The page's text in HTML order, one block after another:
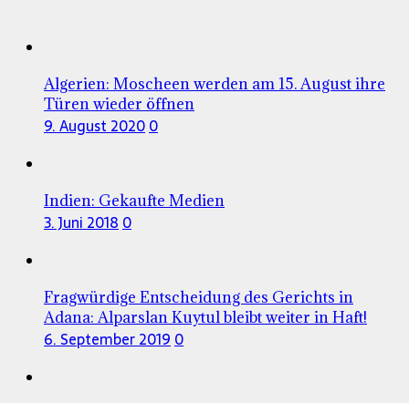
Algerien: Moscheen werden am 15. August ihre
Türen wieder öffnen
9. August 20200
Indien: Gekaufte Medien
3. Juni 20180
Fragwürdige Entscheidung des Gerichts in
Adana: Alparslan Kuytul bleibt weiter in Haft!
6. September 20190